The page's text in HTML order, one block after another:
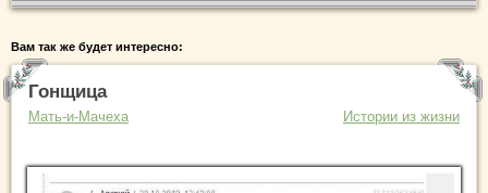
Вам так же будет интересно:
Гонщица
Мать-и-Мачеха Истории из жизни